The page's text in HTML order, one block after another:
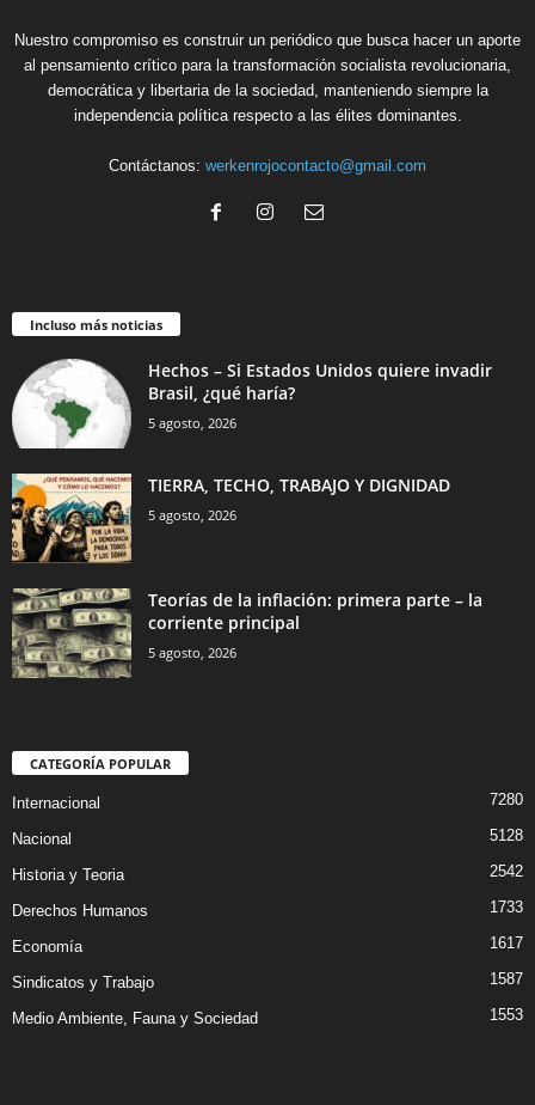
Nuestro compromiso es construir un periódico que busca hacer un aporte
al pensamiento crítico para la transformación socialista revolucionaria,
democrática y libertaria de la sociedad, manteniendo siempre la
independencia política respecto a las élites dominantes.
Contáctanos: werkenrojocontacto@gmail.com
Incluso más noticias
Hechos – Si Estados Unidos quiere invadir
Brasil, ¿qué haría?
5 agosto, 2026
TIERRA, TECHO, TRABAJO Y DIGNIDAD
5 agosto, 2026
Teorías de la inflación: primera parte – la
corriente principal
5 agosto, 2026
CATEGORÍA POPULAR
Internacional 7280
Nacional 5128
Historia y Teoria 2542
Derechos Humanos 1733
Economía 1617
Sindicatos y Trabajo 1587
Medio Ambiente, Fauna y Sociedad 1553